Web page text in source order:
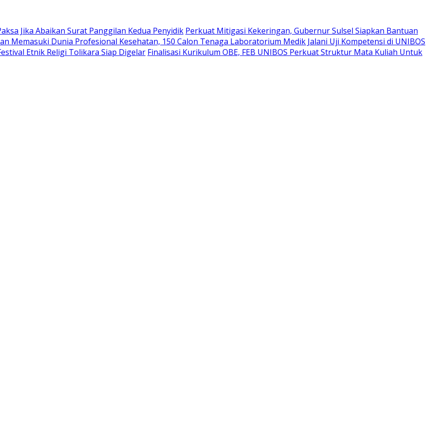
Jika Abaikan Surat Panggilan Kedua Penyidik Perkuat Mitigasi Kekeringan, Gubernur Sulsel Siapkan Bantuan
Memasuki Dunia Profesional Kesehatan, 150 Calon Tenaga Laboratorium Medik Jalani Uji Kompetensi di UNIBOS
Etnik Religi Tolikara Siap Digelar Finalisasi Kurikulum OBE, FEB UNIBOS Perkuat Struktur Mata Kuliah Untuk